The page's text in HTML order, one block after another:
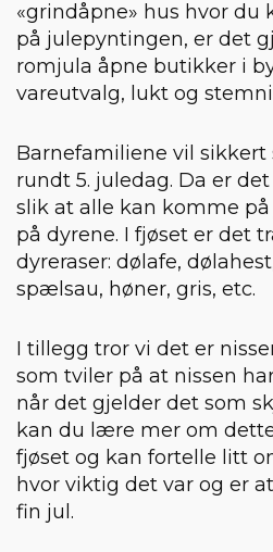
«grindåpne» hus hvor du
på julepyntingen, er det
romjula åpne butikker i
vareutvalg, lukt og
Barnefamiliene vil sikkert
rundt 5. juledag. Da er
slik at alle kan komme
på dyrene. I fjøset er det
dyreraser: dølafe,
spælsau, høner, gris, etc.
I tillegg tror vi det er
som tviler på at nissen
når det gjelder det som
kan du lære mer om
fjøset og kan fortelle litt
hvor viktig det var og er
fin jul.